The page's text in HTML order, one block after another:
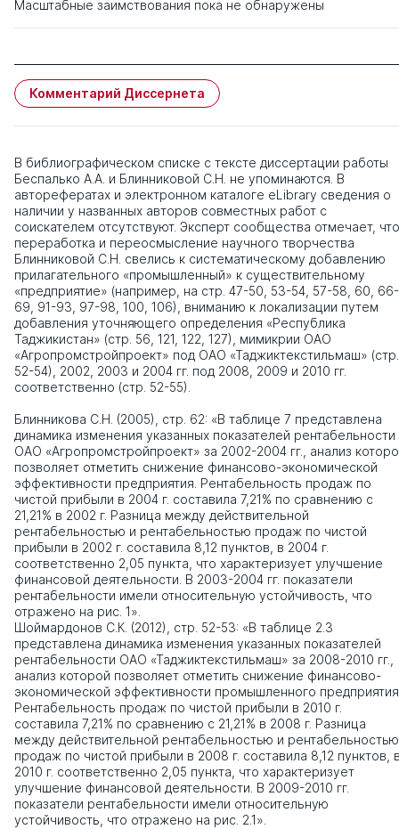
Масштабные заимствования пока не обнаружены
Комментарий Диссернета
В библиографическом списке с тексте диссертации работы
Беспалько А.А. и Блинниковой С.Н. не упоминаются. В
авторефератах и электронном каталоге eLibrary сведения о
наличии у названных авторов совместных работ с
соискателем отсутствуют. Эксперт сообщества отмечает, что
переработка и переосмысление научного творчества
Блинниковой С.Н. свелись к систематическому добавлению
прилагательного «промышленный» к существительному
«предприятие» (например, на стр. 47-50, 53-54, 57-58, 60, 66-
69, 91-93, 97-98, 100, 106), вниманию к локализации путем
добавления уточняющего определения «Республика
Таджикистан» (стр. 56, 121, 122, 127), мимикрии ОАО
«Агропромстройпроект» под ОАО «Таджиктекстильмаш» (стр.
52-54), 2002, 2003 и 2004 гг. под 2008, 2009 и 2010 гг.
соответственно (стр. 52-55).
Блинникова С.Н. (2005), стр. 62: «В таблице 7 представлена
динамика изменения указанных показателей рентабельности
ОАО «Агропромстройпроект» за 2002-2004 гг., анализ
позволяет отметить снижение финансово-экономической
эффективности предприятия. Рентабельность продаж по
чистой прибыли в 2004 г. составила 7,21% по сравнению с
21,21% в 2002 г. Разница между действительной
рентабельностью и рентабельностью продаж по чистой
прибыли в 2002 г. составила 8,12 пунктов, в 2004 г.
соответственно 2,05 пункта, что характеризует улучшение
финансовой деятельности. В 2003-2004 гг. показатели
рентабельности имели относительную устойчивость, что
отражено на рис. 1».
Шоймардонов С.К. (2012), стр. 52-53: «В таблице 2.3
представлена динамика изменения указанных показателей
рентабельности ОАО «Таджиктекстильмаш» за 2008-2010 гг.,
анализ которой позволяет отметить снижение финансово-
экономической эффективности промышленного
Рентабельность продаж по чистой прибыли в 2010 г.
составила 7,21% по сравнению с 21,21% в 2008 г. Разница
между действительной рентабельностью и рентабельностью
продаж по чистой прибыли в 2008 г. составила 8,12 пунктов,
2010 г. соответственно 2,05 пункта, что характеризует
улучшение финансовой деятельности. В 2009-2010 гг.
показатели рентабельности имели относительную
устойчивость, что отражено на рис. 2.1».